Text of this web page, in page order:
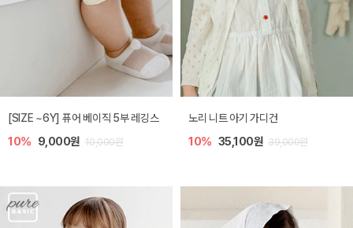
[SIZE ~6Y] 퓨어 베이직 5부 레깅스
10% 9,000원 10,000원
노리 니트 아기 가디건
10% 35,100원 39,000원